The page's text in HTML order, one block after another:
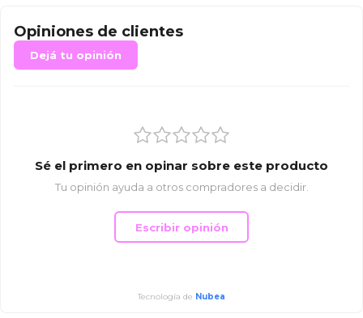
Opiniones de clientes
Dejá tu opinión
Sé el primero en opinar sobre este producto
Tu opinión ayuda a otros compradores a decidir.
Escribir opinión
Tecnología de Nubea